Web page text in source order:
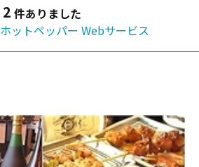
2 件ありました
ホットペッパー Webサービス